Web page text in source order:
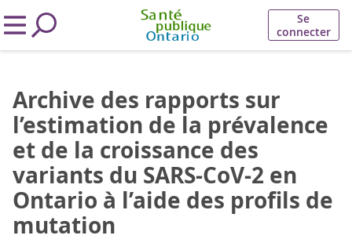
Se
connecter
Archive des rapports sur
l’estimation de la prévalence
et de la croissance des
variants du SARS-CoV-2 en
Ontario à l’aide des profils de
mutation